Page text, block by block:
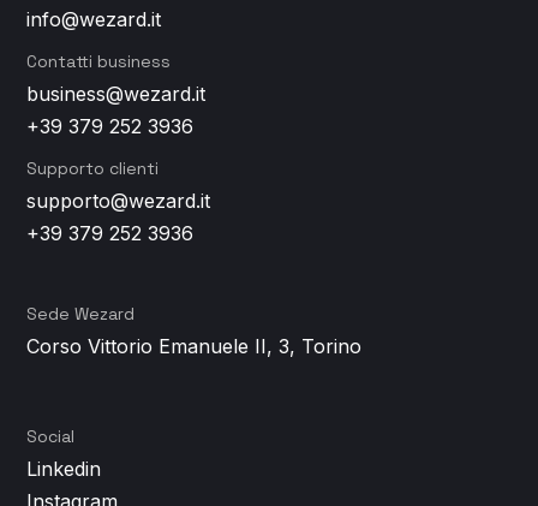
info@wezard.it
Contatti business
business@wezard.it
+39 379 252 3936
Supporto clienti
supporto@wezard.it
+39 379 252 3936
Sede Wezard
Corso Vittorio Emanuele II, 3, Torino
Social
Linkedin